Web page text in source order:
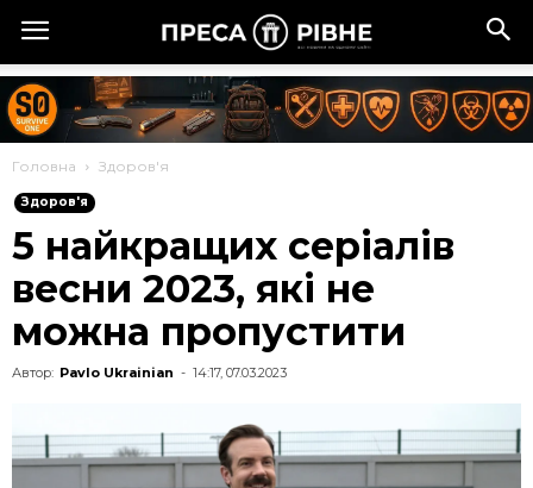
Головна Здоров'я
Здоров'я
5 найкращих серіалів
весни 2023, які не
можна пропустити
Автор: Pavlo Ukrainian - 14:17, 07.03.2023